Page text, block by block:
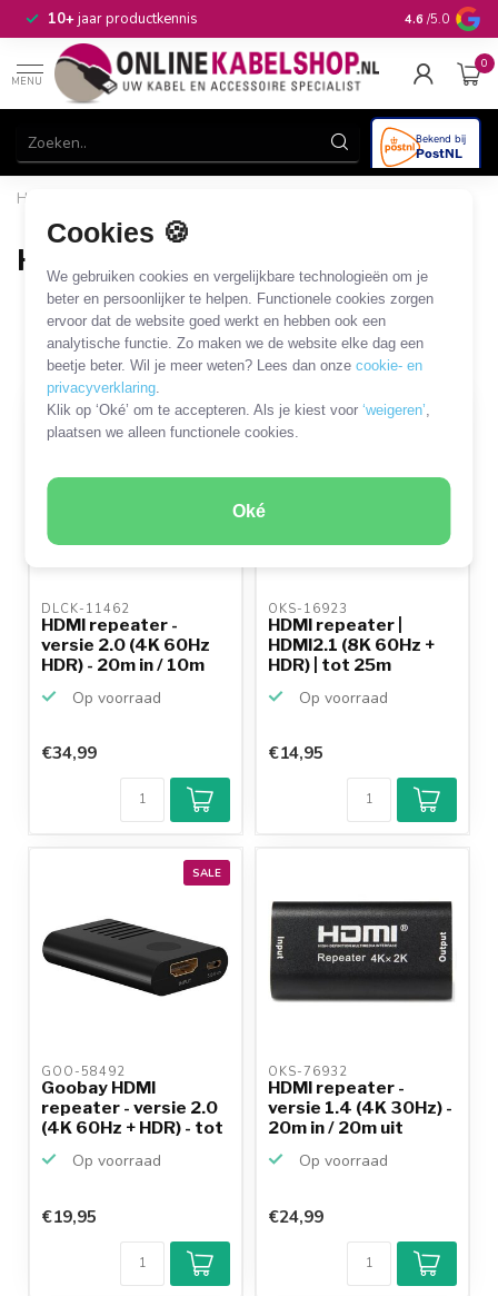
Cookies 🍪
We gebruiken cookies en vergelijkbare technologieën om je
beter en persoonlijker te helpen. Functionele cookies zorgen
ervoor dat de website goed werkt en hebben ook een
analytische functie. Zo maken we de website elke dag een
beetje beter. Wil je meer weten? Lees dan onzecookie- en
privacyverklaring.
Klik op ‘Oké’ om te accepteren. Als je kiest voor‘weigeren’,
plaatsen we alleen functionele cookies.
Oké
10+jaar productkennis 4.6 /5.0
MENU
0
Home
HDMI repeaters
HDMI repeaters
8 PRODUCTEN
Filters SORTEER OP
DLCK-11462
HDMI repeater -
versie 2.0 (4K 60Hz
HDR) - 20m in / 10m
Op voorraad
€34,99
SALE
OKS-16923
HDMI repeater |
HDMI2.1 (8K 60Hz +
HDR) | tot 25m
Op voorraad
€14,95
SALE
GOO-58492
Goobay HDMI
repeater - versie 2.0
(4K 60Hz + HDR) - tot
Op voorraad
€19,95
OKS-76932
HDMI repeater -
versie 1.4 (4K 30Hz) -
20m in / 20m uit
Op voorraad
€24,99